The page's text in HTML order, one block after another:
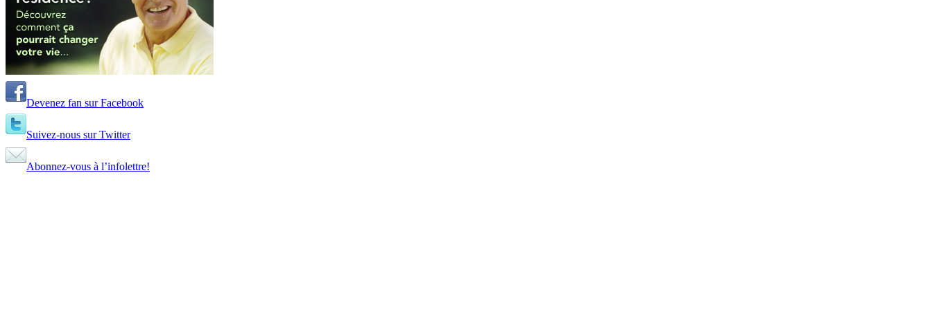
Devenez fan sur Facebook
Suivez-nous sur Twitter
Abonnez-vous à l’infolettre!